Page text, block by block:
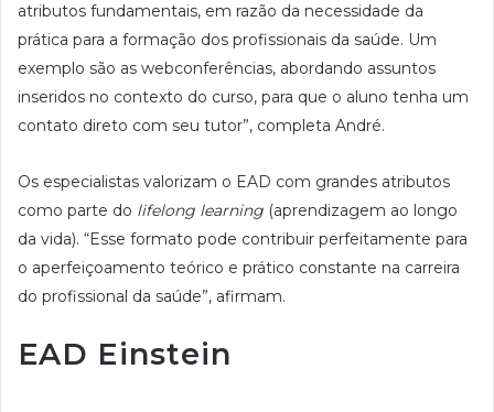
atributos fundamentais, em razão da necessidade da
prática para a formação dos profissionais da saúde. Um
exemplo são as webconferências, abordando assuntos
inseridos no contexto do curso, para que o aluno tenha um
contato direto com seu tutor”, completa André.
Os especialistas valorizam o EAD com grandes atributos
como parte do lifelong learning (aprendizagem ao longo
da vida). “Esse formato pode contribuir perfeitamente para
o aperfeiçoamento teórico e prático constante na carreira
do profissional da saúde”, afirmam.
EAD Einstein